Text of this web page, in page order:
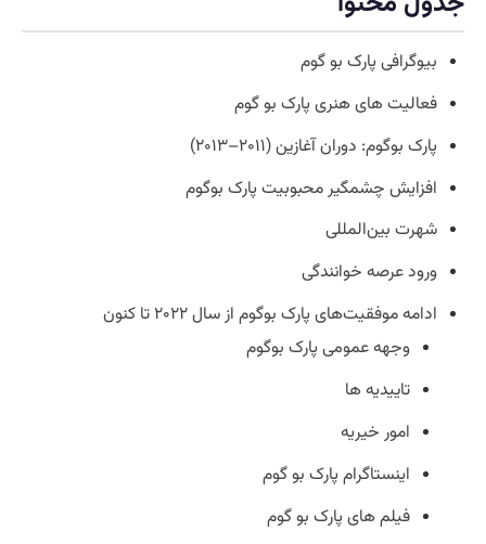
بیوگرافی پارک بو گوم
فعالیت های هنری پارک بو گوم
پارک بوگوم: دوران آغازین (۲۰۱۱–۲۰۱۳)
افزایش چشمگیر محبوبیت پارک بوگوم
شهرت بین‌المللی
ورود عرصه خوانندگی
ادامه موفقیت‌های پارک بوگوم از سال ۲۰۲۲ تا کنون
وجهه عمومی پارک بوگوم
تاییدیه ها
امور خیریه
اینستاگرام پارک بو گوم
فیلم های پارک بو گوم